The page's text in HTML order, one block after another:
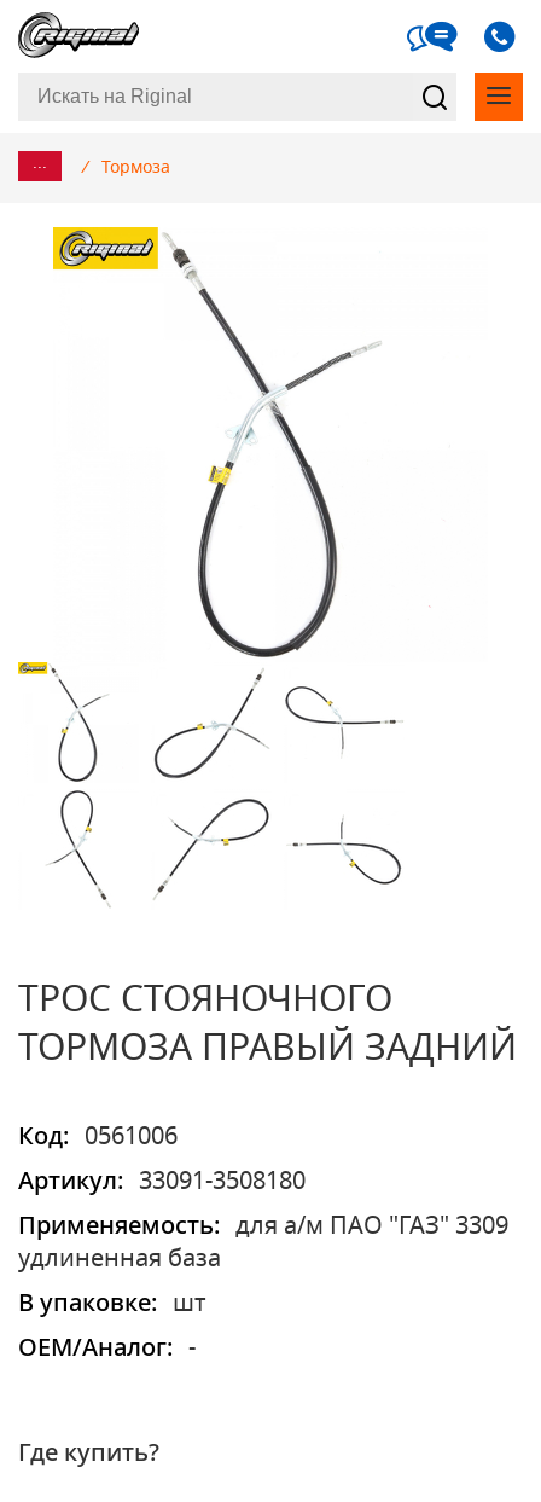
... / Тормоза
ТРОС СТОЯНОЧНОГО
ТОРМОЗА ПРАВЫЙ ЗАДНИЙ
Код:
0561006
Артикул:
33091-3508180
Применяемость:
для а/м ПАО "ГАЗ" 3309
удлиненная база
В упаковке:
шт
OEM/Аналог:
-
Где купить?